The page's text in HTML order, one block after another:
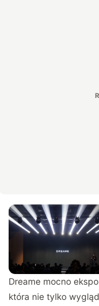
Dreame mocno
która nie tylko